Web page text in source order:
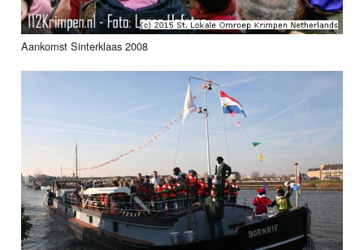
Aankomst Sinterklaas 2008